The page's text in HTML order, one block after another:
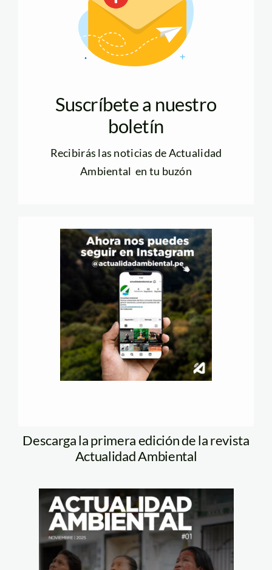
Suscríbete a nuestro
boletín
Recibirás las noticias de Actualidad
Ambiental en tu buzón
Descarga la primera edición de la revista
Actualidad Ambiental